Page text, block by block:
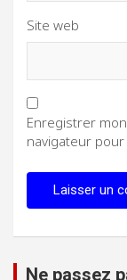
Site web
Enregistrer
navigateur
Ne passez